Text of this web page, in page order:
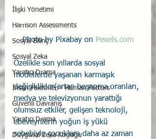
İlişki Yönetimi
Harrison Assessments
Sosyal Bilinç
Sosyal Zeka
Yaratıcı Drama
İnsan Faktörleri - Human Factors
Güvenli Davranış
Yaratıcı Drama
Duygusal Zeka Koçluğu
Photo by Pixabay on Pexels.com
Özelikle son yıllarda sosyal
modellerde yaşanan karmaşık
değişiklikler(artan boşanma oranları,
medya ve televizyonun yarattığı
olumsuz etkiler, gelişen teknoloji,
ebeveynlerin yoğun iş yükü
sebebiyle çocuklara daha az zaman